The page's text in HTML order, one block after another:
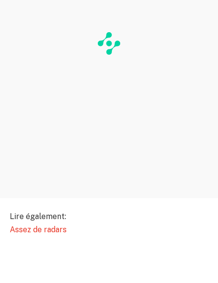
Lire également:
Assez de radars